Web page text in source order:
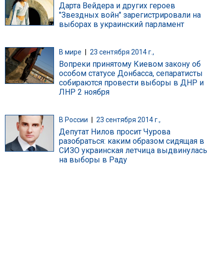
Дарта Вейдера и других героев
"Звездных войн" зарегистрировали на
выборах в украинский парламент
В мире 23 сентября 2014 г.,
Вопреки принятому Киевом закону об
особом статусе Донбасса, сепаратисты
собираются провести выборы в ДНР и
ЛНР 2 ноября
В России 23 сентября 2014 г.,
Депутат Нилов просит Чурова
разобраться: каким образом сидящая в
СИЗО украинская летчица выдвинулась
на выборы в Раду